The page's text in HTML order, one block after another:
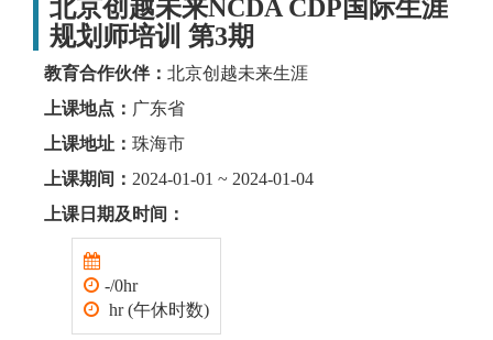
北京创越未来NCDA CDP国际生涯
规划师培训 第3期
教育合作伙伴： 北京创越未来生涯
上课地点： 广东省
上课地址： 珠海市
上课期间： 2024-01-01 ~ 2024-01-04
上课日期及时间：
-/0hr
hr (午休时数)